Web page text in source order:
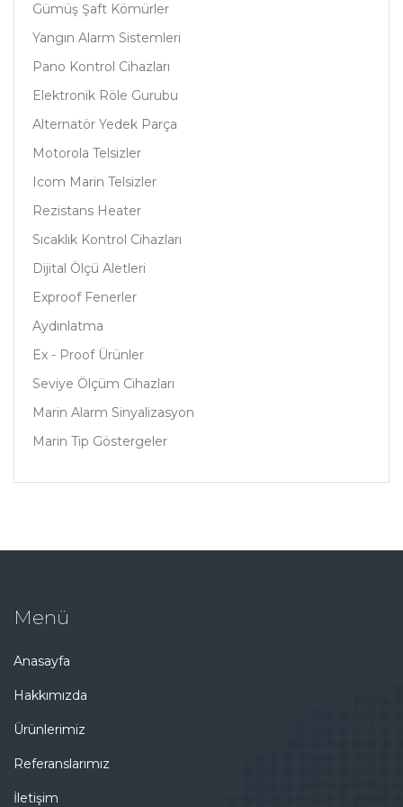
Gümüş Şaft Kömürler
Yangın Alarm Sistemleri
Pano Kontrol Cihazları
Elektronik Röle Gurubu
Alternatör Yedek Parça
Motorola Telsizler
Icom Marin Telsizler
Rezistans Heater
Sıcaklık Kontrol Cihazları
Dijital Ölçü Aletleri
Exproof Fenerler
Aydınlatma
Ex - Proof Ürünler
Seviye Ölçüm Cihazları
Marin Alarm Sinyalizasyon
Marin Tip Göstergeler
Menü
Anasayfa
Hakkımızda
Ürünlerimiz
Referanslarımız
İletişim